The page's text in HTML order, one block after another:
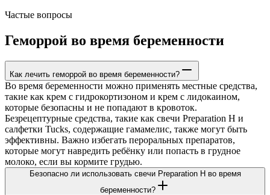
Частые вопросы
Геморрой во время беременности
Как лечить геморрой во время беременности?
Во время беременности можно применять местные средства,
такие как крем с гидрокортизоном и крем с лидокаином,
которые безопасны и не попадают в кровоток.
Безрецептурные средства, такие как свечи Preparation H и
салфетки Tucks, содержащие гамамелис, также могут быть
эффективны. Важно избегать пероральных препаратов,
которые могут навредить ребёнку или попасть в грудное
молоко, если вы кормите грудью.
Безопасно ли использовать свечи Preparation H во время
беременности?